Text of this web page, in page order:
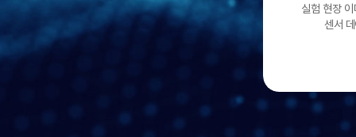
실험 현장
센서